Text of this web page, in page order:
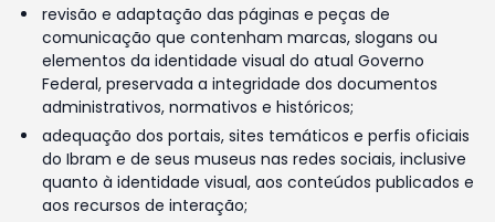
revisão e adaptação das páginas e peças de
comunicação que contenham marcas, slogans ou
elementos da identidade visual do atual Governo
Federal, preservada a integridade dos documentos
administrativos, normativos e históricos;
adequação dos portais, sites temáticos e perfis oficiais
do Ibram e de seus museus nas redes sociais, inclusive
quanto à identidade visual, aos conteúdos publicados e
aos recursos de interação;